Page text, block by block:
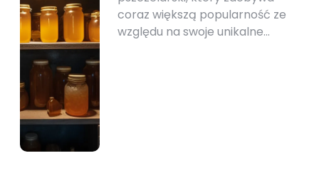
coraz większą popularność ze
względu na swoje unikalne…